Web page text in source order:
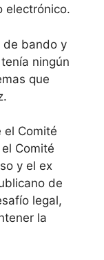
electrónico.
de bando y
ningún
que
el Comité
Comité
y el ex
de
legal,
la